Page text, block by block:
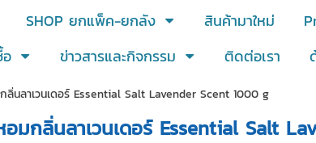
SHOP ยกแพ็ค-ยกลัง สินค้ามาใหม่
ข่าวสารและกิจกรรม ติดต่อเรา
นลาเวนเดอร์ Essential Salt Lavender Scent 1000 g
มกลิ่นลาเวนเดอร์ Essential Salt